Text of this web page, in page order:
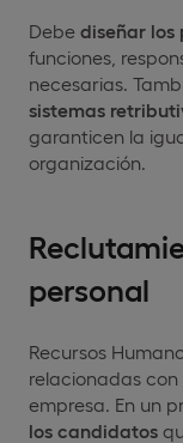
Debe diseñar los
funciones,
necesarias.
sistemas
garanticen la
organización.
personal
Recursos
relacionadas
empresa. En un
los candidatos